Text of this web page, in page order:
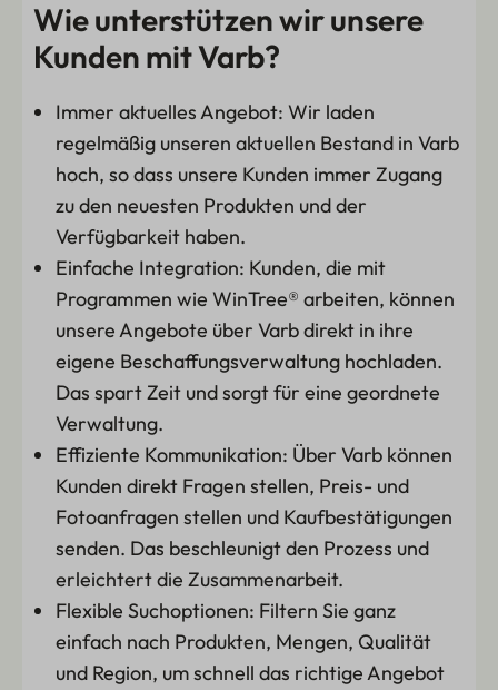
Wie unterstützen wir unsere
Kunden mit Varb?
Immer aktuelles Angebot: Wir laden
regelmäßig unseren aktuellen Bestand in Varb
hoch, so dass unsere Kunden immer Zugang
zu den neuesten Produkten und der
Verfügbarkeit haben.
Einfache Integration: Kunden, die mit
Programmen wie WinTree® arbeiten, können
unsere Angebote über Varb direkt in ihre
eigene Beschaffungsverwaltung hochladen.
Das spart Zeit und sorgt für eine geordnete
Verwaltung.
Effiziente Kommunikation: Über Varb können
Kunden direkt Fragen stellen, Preis- und
Fotoanfragen stellen und Kaufbestätigungen
senden. Das beschleunigt den Prozess und
erleichtert die Zusammenarbeit.
Flexible Suchoptionen: Filtern Sie ganz
einfach nach Produkten, Mengen, Qualität
und Region, um schnell das richtige Angebot